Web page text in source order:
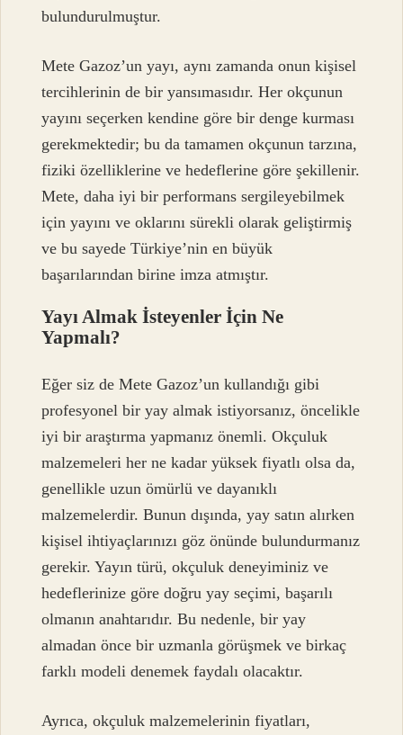
bulundurulmuştur.
Mete Gazoz’un yayı, aynı zamanda onun kişisel
tercihlerinin de bir yansımasıdır. Her okçunun
yayını seçerken kendine göre bir denge kurması
gerekmektedir; bu da tamamen okçunun tarzına,
fiziki özelliklerine ve hedeflerine göre şekillenir.
Mete, daha iyi bir performans sergileyebilmek
için yayını ve oklarını sürekli olarak geliştirmiş
ve bu sayede Türkiye’nin en büyük
başarılarından birine imza atmıştır.
Yayı Almak İsteyenler İçin Ne
Yapmalı?
Eğer siz de Mete Gazoz’un kullandığı gibi
profesyonel bir yay almak istiyorsanız, öncelikle
iyi bir araştırma yapmanız önemli. Okçuluk
malzemeleri her ne kadar yüksek fiyatlı olsa da,
genellikle uzun ömürlü ve dayanıklı
malzemelerdir. Bunun dışında, yay satın alırken
kişisel ihtiyaçlarınızı göz önünde bulundurmanız
gerekir. Yayın türü, okçuluk deneyiminiz ve
hedeflerinize göre doğru yay seçimi, başarılı
olmanın anahtarıdır. Bu nedenle, bir yay
almadan önce bir uzmanla görüşmek ve birkaç
farklı modeli denemek faydalı olacaktır.
Ayrıca, okçuluk malzemelerinin fiyatları,